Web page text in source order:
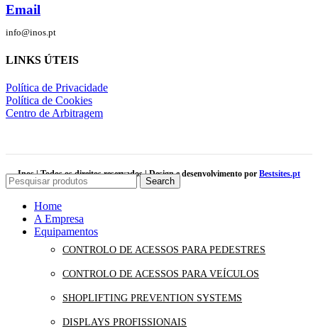
Email
info@inos.pt
LINKS ÚTEIS
Política de Privacidade
Política de Cookies
Centro de Arbitragem
Inos | Todos os direitos reservados | Design e desenvolvimento por Bestsites.pt
Search
Home
A Empresa
Equipamentos
CONTROLO DE ACESSOS PARA PEDESTRES
CONTROLO DE ACESSOS PARA VEÍCULOS
SHOPLIFTING PREVENTION SYSTEMS
DISPLAYS PROFISSIONAIS